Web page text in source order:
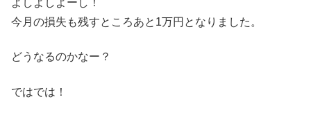
よしよしよーし！
今月の損失も残すところあと1万円となりました。
どうなるのかなー？
ではでは！